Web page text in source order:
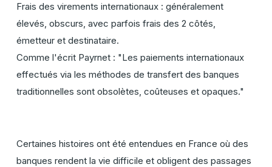
Frais des virements internationaux : généralement
élevés, obscurs, avec parfois frais des 2 côtés,
émetteur et destinataire.
Comme l'écrit Payrnet : "Les paiements internationaux
effectués via les méthodes de transfert des banques
traditionnelles sont obsolètes, coûteuses et opaques."
Certaines histoires ont été entendues en France où des
banques rendent la vie difficile et obligent des passages